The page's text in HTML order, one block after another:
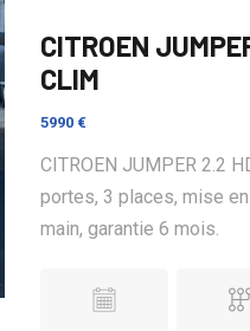
CITROEN
CLIM
5990 €
CITROEN JUMPER 2.2
portes, 3 places, mise
main, garantie 6 mois.